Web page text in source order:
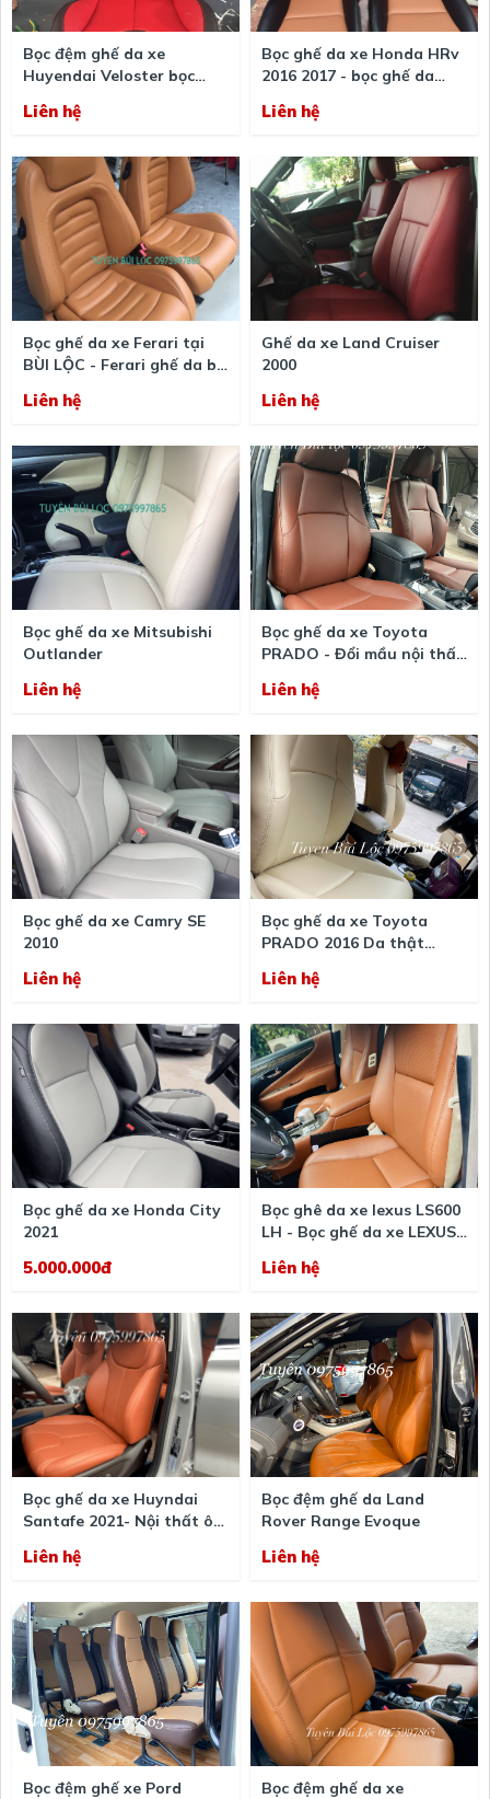
Bọc đệm ghế da xe
Huyendai Veloster bọc
Liên hệ
Bọc ghế da xe Honda HRv
2016 2017 - bọc ghế da
Liên hệ
Bọc ghế da xe Ferari tại
BÙI LỘC - Ferari ghế da bò
Liên hệ
Ghế da xe Land Cruiser
2000
Liên hệ
Bọc ghế da xe Mitsubishi
Outlander
Liên hệ
Bọc ghế da xe Toyota
PRADO - Đổi mầu nội thất
Liên hệ
Bọc ghế da xe Camry SE
2010
Liên hệ
Bọc ghế da xe Toyota
PRADO 2016 Da thật
Liên hệ
Bọc ghế da xe Honda City
2021
5.000.000đ
Bọc ghê da xe lexus LS600
LH - Bọc ghế da xe LEXUS
Liên hệ
Bọc ghế da xe Huyndai
Santafe 2021- Nội thất ô
Liên hệ
Bọc đệm ghế da Land
Rover Range Evoque
Liên hệ
Bọc đệm ghế xe Pord
Bọc đệm ghế da xe